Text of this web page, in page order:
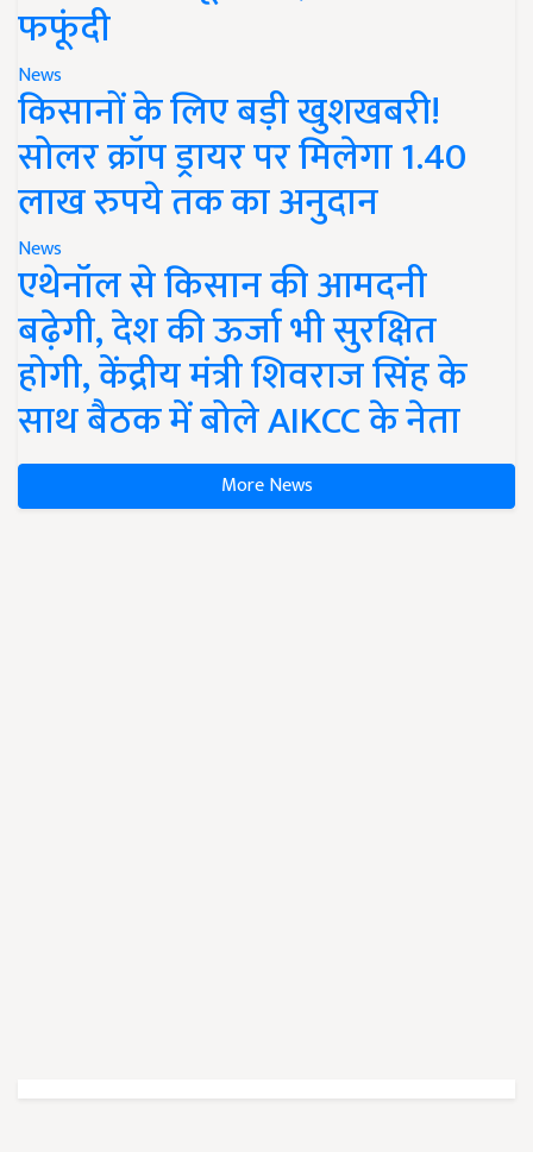
फफूंदी
News
किसानों के लिए बड़ी खुशखबरी!
सोलर क्रॉप ड्रायर पर मिलेगा 1.40
लाख रुपये तक का अनुदान
News
एथेनॉल से किसान की आमदनी
बढ़ेगी, देश की ऊर्जा भी सुरक्षित
होगी, केंद्रीय मंत्री शिवराज सिंह के
साथ बैठक में बोले AIKCC के नेता
More News